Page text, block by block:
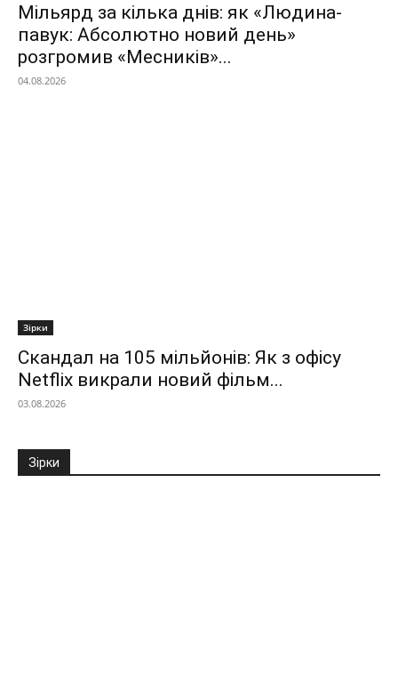
Мільярд за кілька днів: як «Людина-
павук: Абсолютно новий день»
розгромив «Месників»...
04.08.2026
Зірки
Скандал на 105 мільйонів: Як з офісу
Netflix викрали новий фільм...
03.08.2026
Зірки